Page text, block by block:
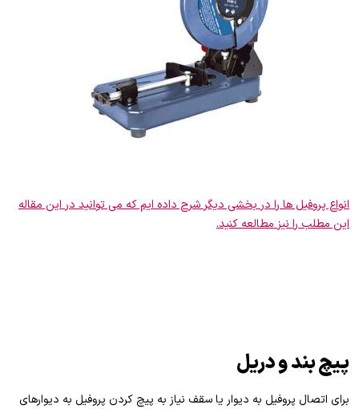
انواع پروفیل ها را در بخشی دیگر شرح داده ایم که می توانید در این مقاله
این مطلب را نیز مطالعه کنید.
پیچ بند و دریل
برای اتصال پروفیل به دیوار یا سقف نیاز به پیچ کردن پروفیل به دیوارهای